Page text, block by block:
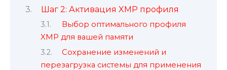
Шаг 2: Активация XMP профиля
Выбор оптимального профиля
XMP для вашей памяти
Сохранение изменений и
перезагрузка системы для применения